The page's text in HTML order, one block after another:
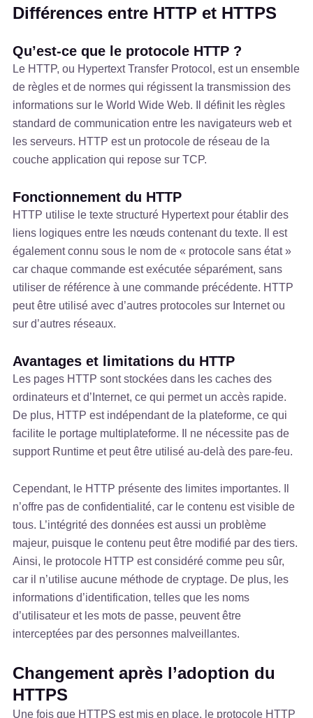
Différences entre HTTP et HTTPS
Qu’est-ce que le protocole HTTP ?
Le HTTP, ou Hypertext Transfer Protocol, est un ensemble
de règles et de normes qui régissent la transmission des
informations sur le World Wide Web. Il définit les règles
standard de communication entre les navigateurs web et
les serveurs. HTTP est un protocole de réseau de la
couche application qui repose sur TCP.
Fonctionnement du HTTP
HTTP utilise le texte structuré Hypertext pour établir des
liens logiques entre les nœuds contenant du texte. Il est
également connu sous le nom de « protocole sans état »
car chaque commande est exécutée séparément, sans
utiliser de référence à une commande précédente. HTTP
peut être utilisé avec d’autres protocoles sur Internet ou
sur d’autres réseaux.
Avantages et limitations du HTTP
Les pages HTTP sont stockées dans les caches des
ordinateurs et d’Internet, ce qui permet un accès rapide.
De plus, HTTP est indépendant de la plateforme, ce qui
facilite le portage multiplateforme. Il ne nécessite pas de
support Runtime et peut être utilisé au-delà des pare-feu.
Cependant, le HTTP présente des limites importantes. Il
n’offre pas de confidentialité, car le contenu est visible de
tous. L’intégrité des données est aussi un problème
majeur, puisque le contenu peut être modifié par des tiers.
Ainsi, le protocole HTTP est considéré comme peu sûr,
car il n’utilise aucune méthode de cryptage. De plus, les
informations d’identification, telles que les noms
d’utilisateur et les mots de passe, peuvent être
interceptées par des personnes malveillantes.
Changement après l’adoption du
HTTPS
Une fois que HTTPS est mis en place, le protocole HTTP